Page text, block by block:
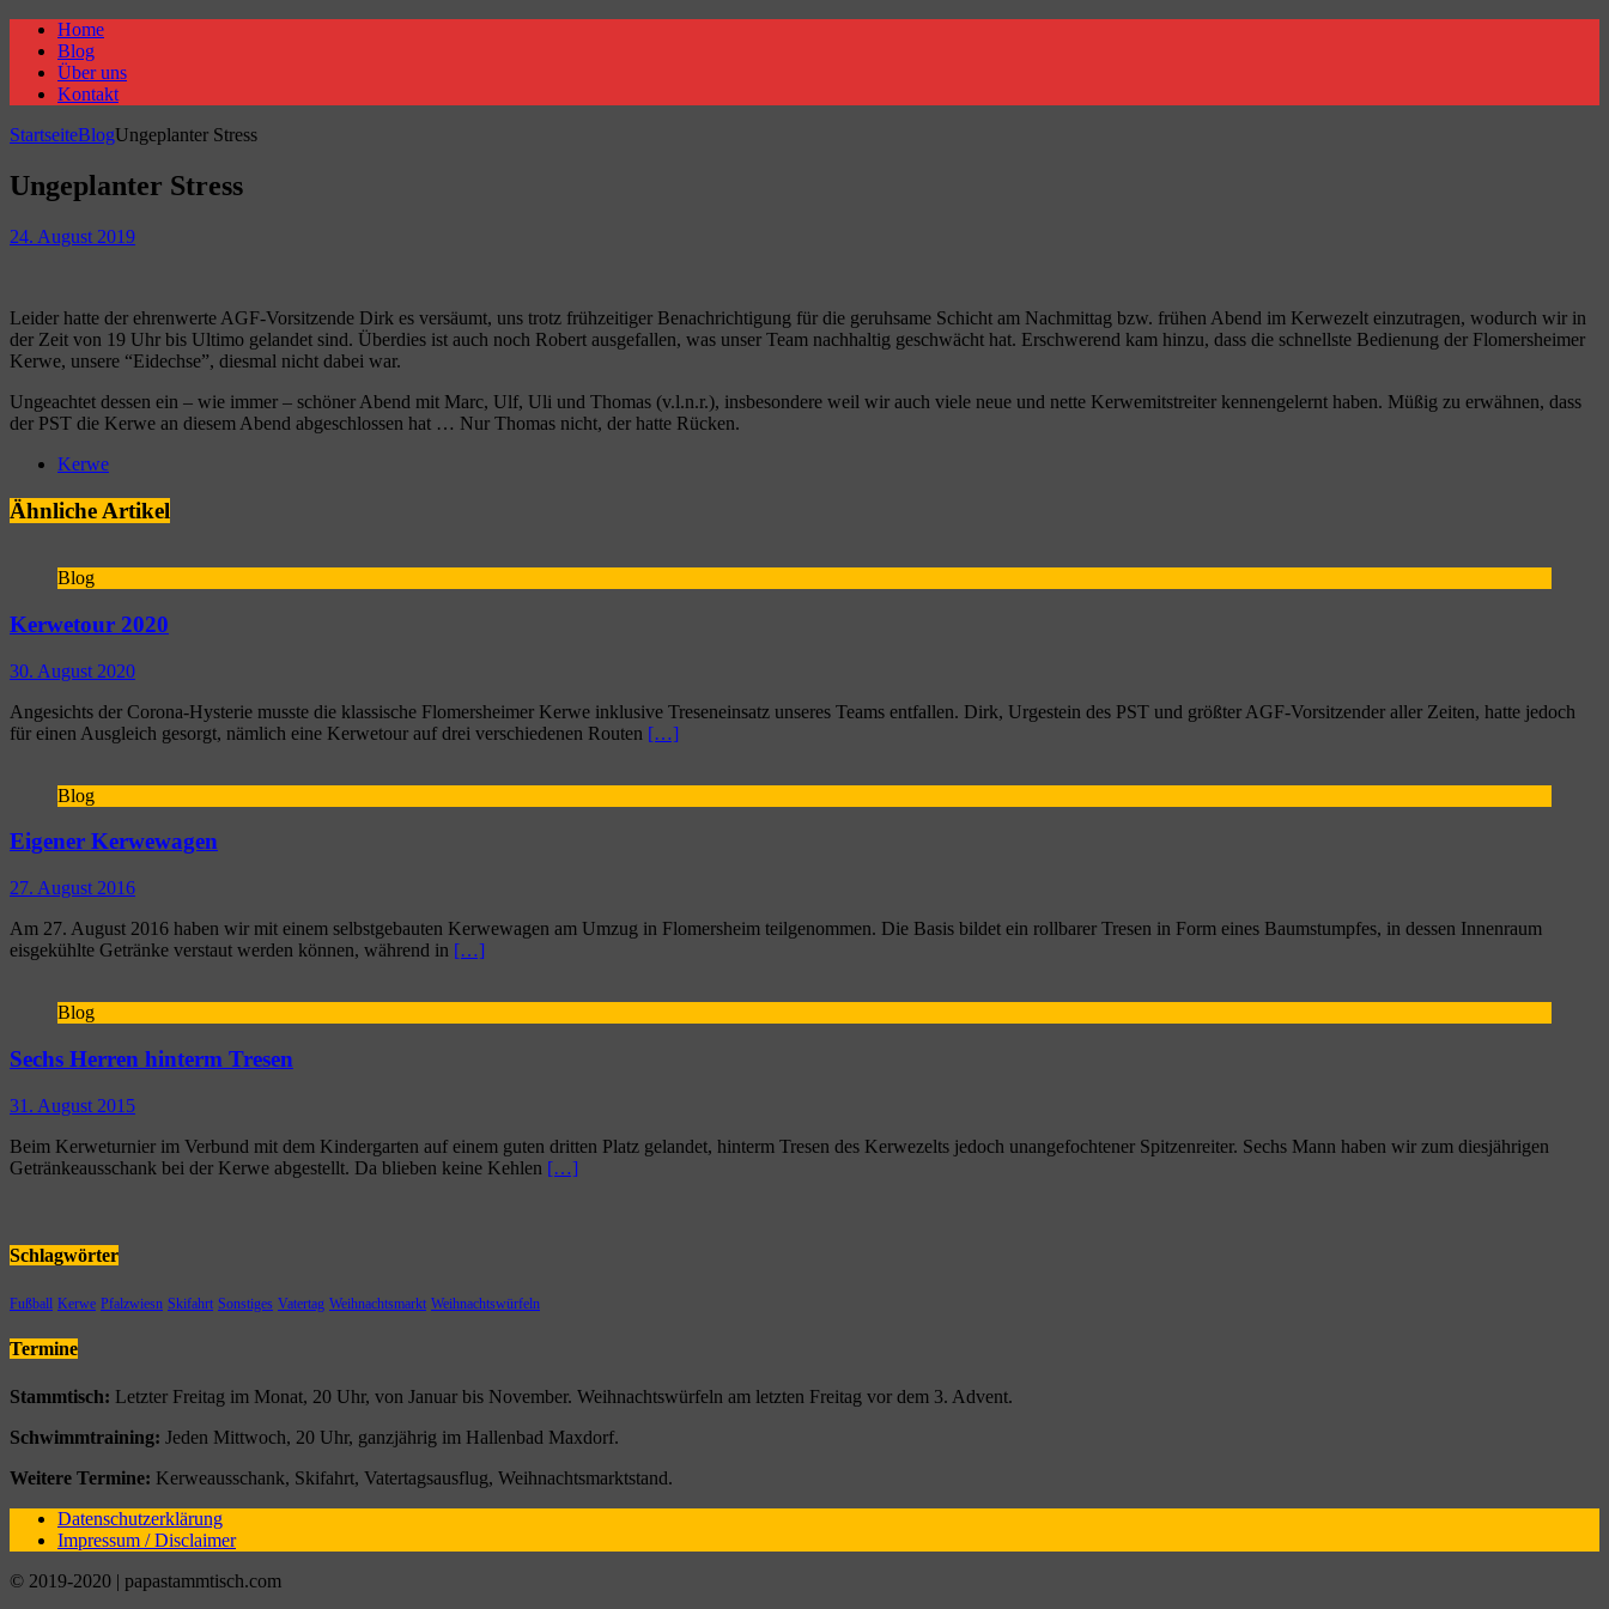
Home
Blog
Über uns
Kontakt
StartseiteBlogUngeplanter Stress
Ungeplanter Stress
24. August 2019
Leider hatte der ehrenwerte AGF-Vorsitzende Dirk es versäumt, uns trotz frühzeitiger Benachrichtigung für die geruhsame Schicht am Nachmittag bzw. frühen Abend im Kerwezelt einzutragen, wodurch wir in
der Zeit von 19 Uhr bis Ultimo gelandet sind. Überdies ist auch noch Robert ausgefallen, was unser Team nachhaltig geschwächt hat. Erschwerend kam hinzu, dass die schnellste Bedienung der Flomersheimer
Kerwe, unsere “Eidechse”, diesmal nicht dabei war.
Ungeachtet dessen ein – wie immer – schöner Abend mit Marc, Ulf, Uli und Thomas (v.l.n.r.), insbesondere weil wir auch viele neue und nette Kerwemitstreiter kennengelernt haben. Müßig zu erwähnen, dass
der PST die Kerwe an diesem Abend abgeschlossen hat … Nur Thomas nicht, der hatte Rücken.
Kerwe
Ähnliche Artikel
Blog
Kerwetour 2020
30. August 2020
Angesichts der Corona-Hysterie musste die klassische Flomersheimer Kerwe inklusive Treseneinsatz unseres Teams entfallen. Dirk, Urgestein des PST und größter AGF-Vorsitzender aller Zeiten, hatte jedoch
für einen Ausgleich gesorgt, nämlich eine Kerwetour auf drei verschiedenen Routen […]
Blog
Eigener Kerwewagen
27. August 2016
Am 27. August 2016 haben wir mit einem selbstgebauten Kerwewagen am Umzug in Flomersheim teilgenommen. Die Basis bildet ein rollbarer Tresen in Form eines Baumstumpfes, in dessen Innenraum
eisgekühlte Getränke verstaut werden können, während in […]
Blog
Sechs Herren hinterm Tresen
31. August 2015
Beim Kerweturnier im Verbund mit dem Kindergarten auf einem guten dritten Platz gelandet, hinterm Tresen des Kerwezelts jedoch unangefochtener Spitzenreiter. Sechs Mann haben wir zum diesjährigen
Getränkeausschank bei der Kerwe abgestellt. Da blieben keine Kehlen […]
Schlagwörter
Fußball Kerwe Pfalzwiesn Skifahrt Sonstiges Vatertag Weihnachtsmarkt Weihnachtswürfeln
Termine
Stammtisch: Letzter Freitag im Monat, 20 Uhr, von Januar bis November. Weihnachtswürfeln am letzten Freitag vor dem 3. Advent.
Schwimmtraining: Jeden Mittwoch, 20 Uhr, ganzjährig im Hallenbad Maxdorf.
Weitere Termine: Kerweausschank, Skifahrt, Vatertagsausflug, Weihnachtsmarktstand.
Datenschutzerklärung
Impressum / Disclaimer
© 2019-2020 | papastammtisch.com